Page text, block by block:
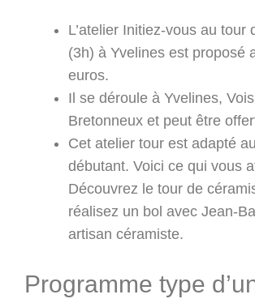
L’atelier Initiez-vous au tour
(3h) à Yvelines est proposé
euros.
Il se déroule à Yvelines,
Bretonneux et peut être
Cet atelier tour est adapté
débutant. Voici ce qui vous
Découvrez le tour de
réalisez un bol avec Jean-
artisan céramiste.
Programme type